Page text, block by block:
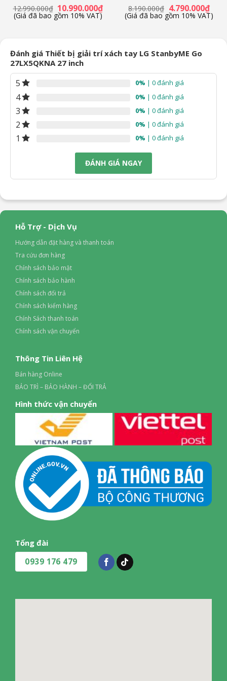
24 tháng theo chính sách Hãng
12.990.000₫ Giá
gốc
là:
10.990.000₫Giá
(Giá đã bao gồm 10% VAT)
8.190.000₫ Giá
gốc
là:
4.790.000₫Giá
hiện
tại
(Giá đã bao gồm 10% VAT)
Đánh giá Thiết bị giải trí xách tay LG StanbyME Go
27LX5QKNA 27 inch
5 0% | 0 đánh giá
4 0% | 0 đánh giá
3 0% | 0 đánh giá
2 0% | 0 đánh giá
1 0% | 0 đánh giá
ĐÁNH GIÁ NGAY
Hỗ Trợ - Dịch Vụ
Hướng dẫn đặt hàng và thanh toán
Tra cứu đơn hàng
Chính sách bảo mật
Chính sách bảo hành
Chính sách đổi trả
Chính sách kiểm hàng
Chính Sách thanh toán
Chính sách vận chuyển
Thông Tin Liên Hệ
Bán hàng Online
BẢO TRÌ – BẢO HÀNH – ĐỔI TRẢ
Hình thức vận chuyển
Tổng đài
0939 176 479